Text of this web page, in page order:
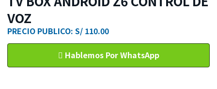
VOZ
PRECIO PUBLICO: S/ 110.00
Hablemos Por WhatsApp